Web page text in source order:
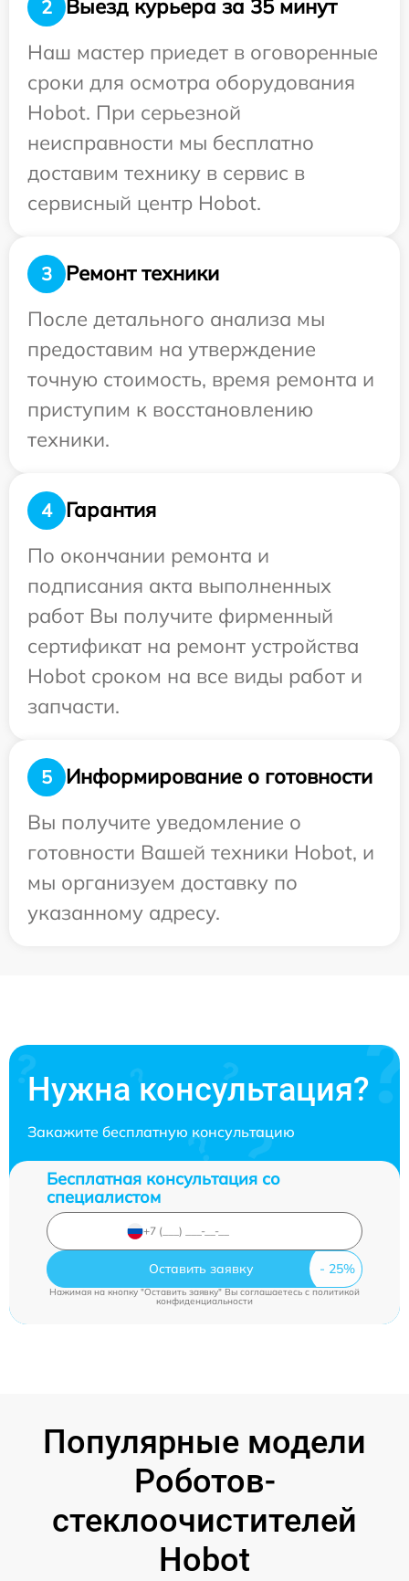
2
Выезд курьера за 35 минут
Наш мастер приедет в оговоренные
сроки для осмотра оборудования
Hobot. При серьезной
неисправности мы бесплатно
доставим технику в сервис в
сервисный центр Hobot.
3
Ремонт техники
После детального анализа мы
предоставим на утверждение
точную стоимость, время ремонта и
приступим к восстановлению
техники.
4
Гарантия
По окончании ремонта и
подписания акта выполненных
работ Вы получите фирменный
сертификат на ремонт устройства
Hobot сроком на все виды работ и
запчасти.
5
Информирование о готовности
Вы получите уведомление о
готовности Вашей техники Hobot, и
мы организуем доставку по
указанному адресу.
Нужна консультация?
Закажите бесплатную консультацию
Бесплатная консультация со
специалистом
Оставить заявку
Нажимая на кнопку "Оставить заявку" Вы соглашаетесь cполитикой
конфиденциальности
Популярные модели
Роботов-
стеклоочистителей
Hobot